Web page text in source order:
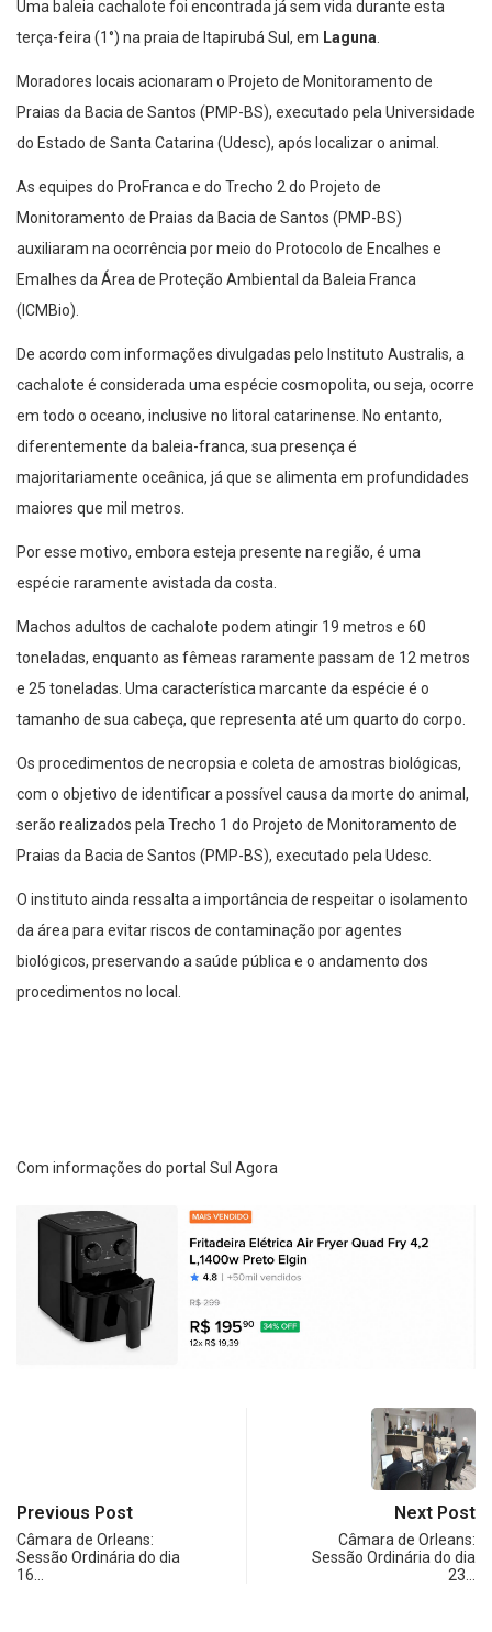
Uma baleia cachalote foi encontrada já sem vida durante esta
terça-feira (1°) na praia de Itapirubá Sul, em Laguna
Moradores locais acionaram o Projeto de Monitoramento de
Praias da Bacia de Santos (PMP-BS), executado pela Universidade
do Estado de Santa Catarina (Udesc), após localizar o animal.
As equipes do ProFranca e do Trecho 2 do Projeto de
Monitoramento de Praias da Bacia de Santos (PMP-BS)
auxiliaram na ocorrência por meio do Protocolo de Encalhes e
Emalhes da Área de Proteção Ambiental da Baleia Franca
(ICMBio).
De acordo com informações divulgadas pelo Instituto Australis, a
cachalote é considerada uma espécie cosmopolita, ou seja, ocorre
em todo o oceano, inclusive no litoral catarinense. No entanto,
diferentemente da baleia-franca, sua presença é
majoritariamente oceânica, já que se alimenta em profundidades
maiores que mil metros.
Por esse motivo, embora esteja presente na região, é uma
espécie raramente avistada da costa.
Machos adultos de cachalote podem atingir 19 metros e 60
toneladas, enquanto as fêmeas raramente passam de 12 metros
e 25 toneladas. Uma característica marcante da espécie é o
tamanho de sua cabeça, que representa até um quarto do corpo.
Os procedimentos de necropsia e coleta de amostras biológicas,
com o objetivo de identificar a possível causa da morte do animal,
serão realizados pela Trecho 1 do Projeto de Monitoramento de
Praias da Bacia de Santos (PMP-BS), executado pela Udesc.
O instituto ainda ressalta a importância de respeitar o isolamento
da área para evitar riscos de contaminação por agentes
biológicos, preservando a saúde pública e o andamento dos
procedimentos no local.
Com informações do portal Sul Agora
Previous Post
Câmara de Orleans:
Sessão Ordinária do dia
16…
Next Post
Câmara de Orleans:
Sessão Ordinária do dia
23…